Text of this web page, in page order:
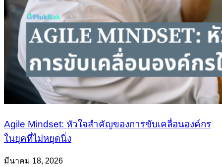
Agile Mindset: หัวใจสำคัญของการขับเคลื่อนองค์กร
ในยุคที่ไม่หยุดนิ่ง
มีนาคม 18, 2026